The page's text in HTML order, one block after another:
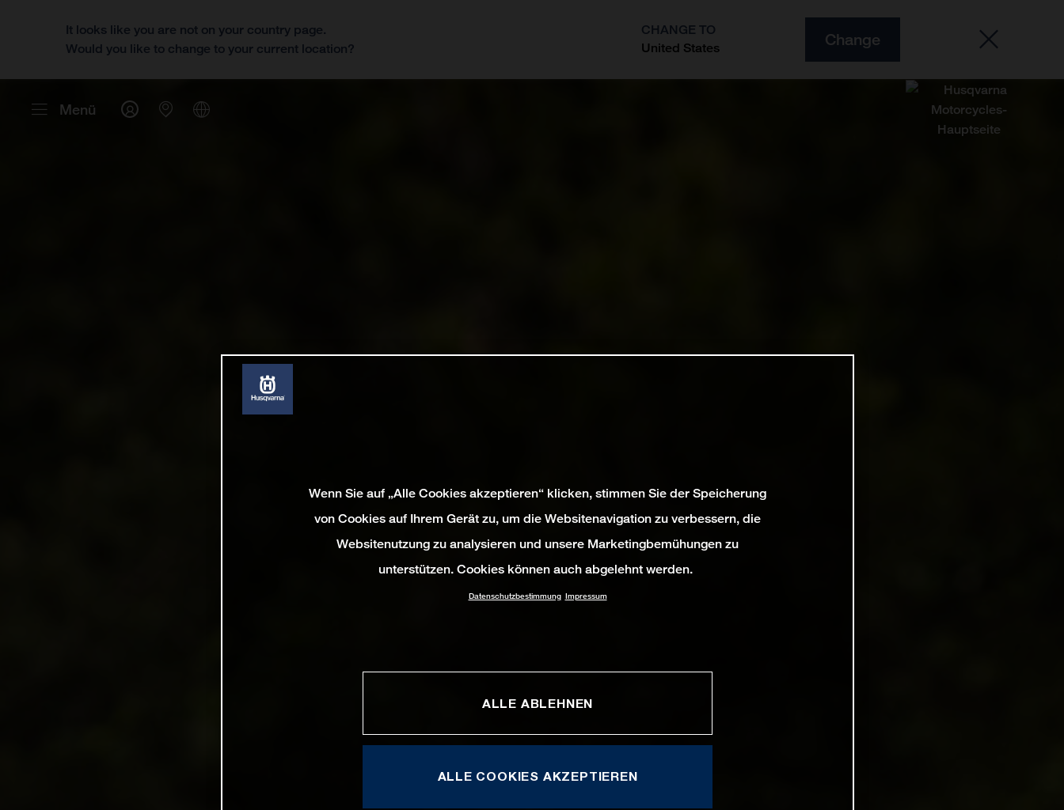
It looks like you are not on your country page.
Would you like to change to your current location?
CHANGE TO
United States
Change
Menü
Wenn Sie auf „Alle Cookies akzeptieren“ klicken, stimmen Sie der Speicherung
von Cookies auf Ihrem Gerät zu, um die Websitenavigation zu verbessern, die
Websitenutzung zu analysieren und unsere Marketingbemühungen zu
unterstützen. Cookies können auch abgelehnt werden.
Datenschutzbestimmung Impressum
ALLE ABLEHNEN
ALLE COOKIES AKZEPTIEREN